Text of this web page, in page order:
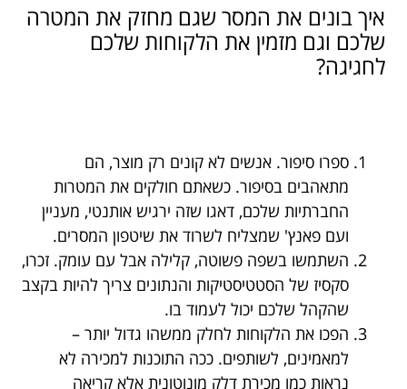
איך בונים את המסר שגם מחזק את המטרה
שלכם וגם מזמין את הלקוחות שלכם
לחגיגה?
ספרו סיפור. אנשים לא קונים רק מוצר, הם
מתאהבים בסיפור. כשאתם חולקים את המטרות
החברתיות שלכם, דאגו שזה ירגיש אותנטי, מעניין
ועם פאנץ' שמצליח לשרוד את שיטפון המסרים.
השתמשו בשפה פשוטה, קלילה אבל עם עומק. זכרו,
סקסיז של הסטטיסטיקות והנתונים צריך להיות בקצב
שהקהל שלכם יכול לעמוד בו.
הפכו את הלקוחות לחלק ממשהו גדול יותר –
למאמינים, לשותפים. ככה התוכנות למכירה לא
נראות כמו מכירת דלק מונוטונית אלא קריאה